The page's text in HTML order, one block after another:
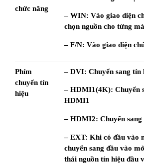
chức năng
– WIN: Vào giao diện
chọn nguồn cho từng
– F/N: Vào giao diện
Phím
chuyển tín
hiệu
– DVI: Chuyển sang tín
– HDMI1(4K): Chuyển
HDMI1
– HDMI2: Chuyển
– EXT: Khi có đầu vào
chuyển sang đầu vào
thái nguồn tín hiệu đầu